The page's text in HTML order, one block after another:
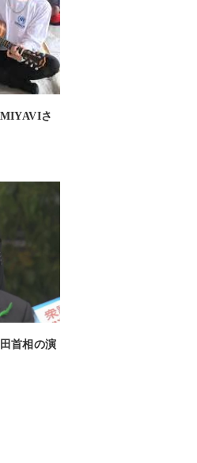
さ
首相の演